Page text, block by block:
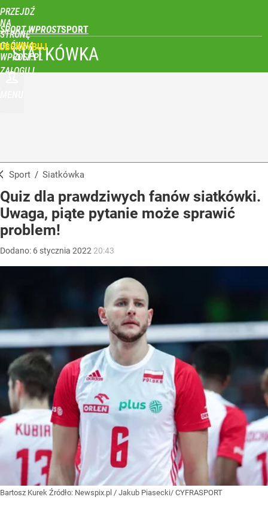
PRZEJDŹ
NA
STRONĘ
GŁÓWNĄ
WPROST.PL
SPORT WPROST
ZALOGUJ
SIATKÓWKA
Sport / Siatkówka
Quiz dla prawdziwych fanów siatkówki.
Uwaga, piąte pytanie może sprawić
problem!
Dodano: 6 stycznia 2022 20:43
Bartosz Kurek Źródło: Newspix.pl / Jakub Piasecki/ CYFRASPORT